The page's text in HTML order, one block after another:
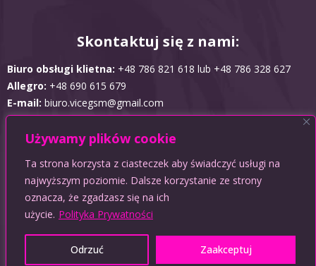
Używamy plików cookie
Ta strona korzysta z ciasteczek aby świadczyć usługi na
najwyższym poziomie. Dalsze korzystanie ze strony
oznacza, że zgadzasz się na ich
użycie. Polityka Prywatności
Odrzuć Zaakceptuj
Skontaktuj się z nami:
Biuro obsługi klietna: +48 786 821 618 lub +48 786 328 627
Allegro: +48 690 615 679
E-mail: biuro.vicegsm@gmail.com
Obsługujemy płatności: